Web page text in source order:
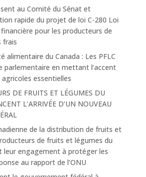
au Comité du Sénat et
rapide du projet de loi C-280 Loi
pour les producteurs de
frais
alimentaire du Canada : Les PFLC
parlementaire en mettant l’accent
essentielles
DE FRUITS ET LÉGUMES DU
L’ARRIVÉE D’UN NOUVEAU
de la distribution de fruits et
de fruits et légumes du
leur engagement à protéger les
au rapport de l’ONU